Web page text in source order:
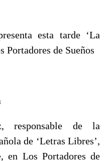
esta tarde ‘La
Portadores de Sueños
responsable de la
de ‘Letras Libres’,
en Los Portadores de